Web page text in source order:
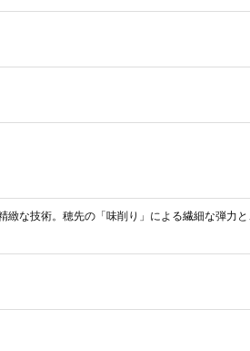
緻な技術。穂先の「味削り」による繊細な弾力